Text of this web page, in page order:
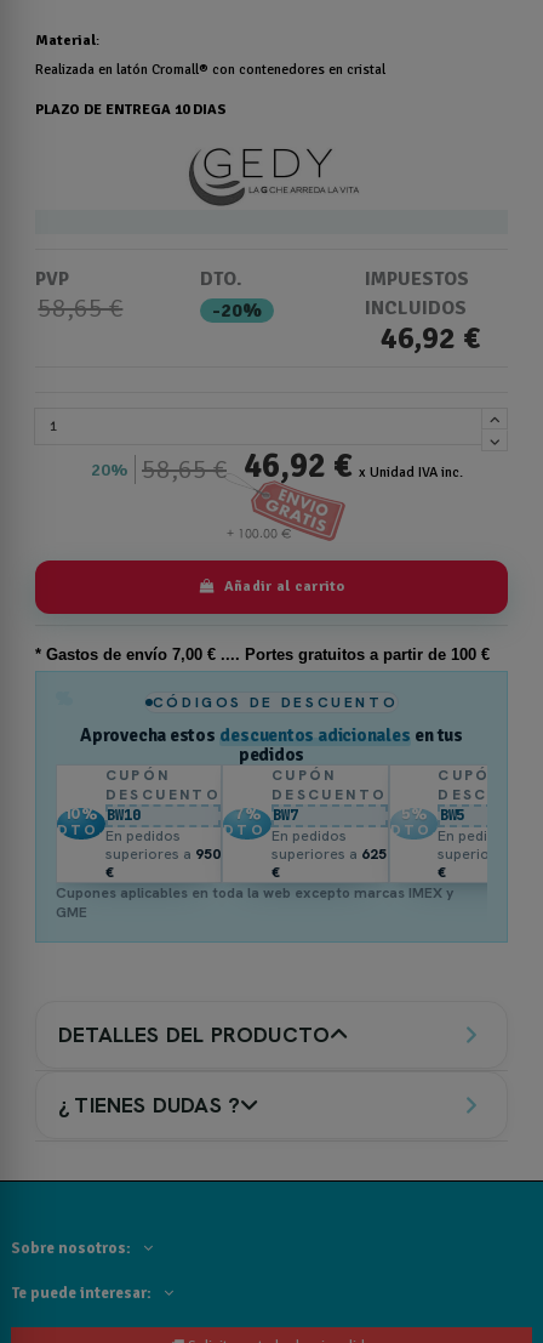
Material:
Realizada en latón Cromall® con contenedores en cristal
PLAZO DE ENTREGA 10 DIAS
PVP
58,65 €
DTO.
-20%
IMPUESTOS
INCLUIDOS
46,92 €
20% 58,65 € 46,92 € x Unidad IVA inc.
Añadir al carrito
* Gastos de envío 7,00 € .... Portes gratuitos a partir de 100 €
CÓDIGOS DE DESCUENTO
Aprovecha estos descuentos adicionales en tus
pedidos
10%
DTO.
CUPÓN
DESCUENTO
BW10
En pedidos
superiores a 950
€
7%
DTO.
CUPÓN
DESCUENTO
BW7
En pedidos
superiores a 625
€
5%
DTO.
CUPÓN
BW5
En pedidos
superiores a
€
Cupones aplicables en toda la web excepto marcas IMEX y
GME
DETALLES DEL PRODUCTO
¿ TIENES DUDAS ?
Sobre nosotros:
Te puede interesar: